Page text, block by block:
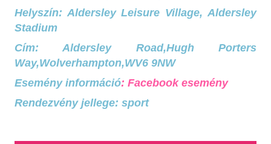
Helyszín: Aldersley Leisure Village, Aldersley
Stadium
Cím: Aldersley Road,Hugh Porters
Way,Wolverhampton,WV6 9NW
Esemény információ: Facebook esemény
Rendezvény jellege: sport